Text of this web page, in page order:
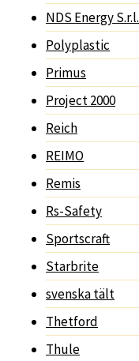
NDS Energy S.r.l.
Polyplastic
Primus
Project 2000
Reich
REIMO
Remis
Rs-Safety
Sportscraft
Starbrite
svenska tält
Thetford
Thule